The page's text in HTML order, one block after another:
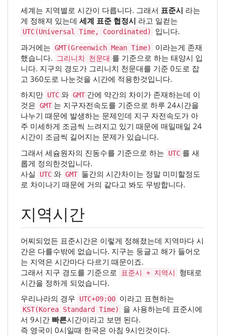
세계는 지역별로 시간이 다릅니다. 그래서 표준시 라는
게 정해져 있는데 세계 표준 협정시 라고 일컫는
UTC(Universal Time, Coordinated)
입니다.
과거에는 GMT(Greenwich Mean Time)
이라는게 존재
했습니다.
그리니치 천문대 를 기준으로 하는 태양시 입
니다. 지구의 경도가 그리니치 천문대를 기준 0도로 잡
고 360도로 나눈것을 시간에 적용한것입니다.
하지만 UTC 와 GMT 간에 약간의 차이가 존재하는데 이
것은 GMT 는 지구자전속도를 기준으로 하루 24시간을
나누기 때문에 발생하는 문제인데 지구 자전속도가 아
주 미세하게 조금씩 느려지고 있기 때문에 매일매일 24
시간이 조금씩 길어지는 문제가 있습니다.
그래서 세슘원자의 진동수를 기준으로 하는
UTC 를 새
롭게 정의한것입니다.
사실
UTC 와 GMT 둘간의 시간차이는 정말 미미할정도
로 차이나기 때문에 거의 같다고 봐도 무방합니다.
지역시간
어찌되었든 표준시간은 이렇게 정해졌는데 지역마다 시
간은 다를수밖에 없습니다. 지구는 둥글고 해가 들어오
는 지역은 시간마다 다르기 때문이죠.
그래서 지구 경도를 기준으로
표준시 + 지역시
형태로
시간을 정하게 되었습니다.
우리나라의 경우
UTC+09:00 이라고 표현하는
KST(Korea Standard Time)
을 사용하는데 표준시에
서 9시간 빠른시간이라고 보면 된다.
즉 영국이 0시일때 한국은 아침 9시인것이다.